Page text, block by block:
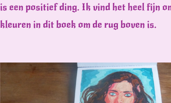
is een positief ding. Ik vind het heel fijn
kleuren in dit boek om de rug boven is.